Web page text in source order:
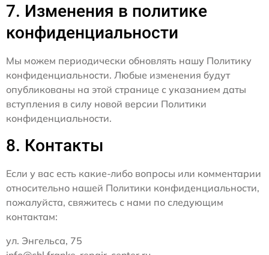
7. Изменения в политике
конфиденциальности
Мы можем периодически обновлять нашу Политику
конфиденциальности. Любые изменения будут
опубликованы на этой странице с указанием даты
вступления в силу новой версии Политики
конфиденциальности.
8. Контакты
Если у вас есть какие-либо вопросы или комментарии
относительно нашей Политики конфиденциальности,
пожалуйста, свяжитесь с нами по следующим
контактам:
ул. Энгельса, 75